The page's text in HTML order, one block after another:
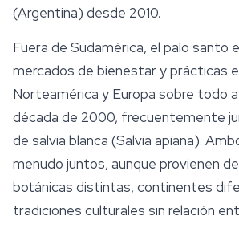
(Argentina) desde 2010.
Fuera de Sudamérica, el palo santo
mercados de bienestar y prácticas
Norteamérica y Europa sobre todo
década de 2000, frecuentemente
de salvia blanca (Salvia apiana).
menudo juntos, aunque provienen
botánicas distintas, continentes
tradiciones culturales sin relación